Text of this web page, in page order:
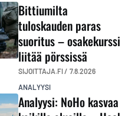
Bittiumilta
tuloskauden paras
suoritus – osakekurssi
liitää pörssissä
SIJOITTAJA.FI / 7.8.2026
ANALYYSI
Analyysi: NoHo kasvaa